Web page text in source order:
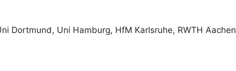
Dortmund, Uni Hamburg, HfM Karlsruhe, RWTH Aachen